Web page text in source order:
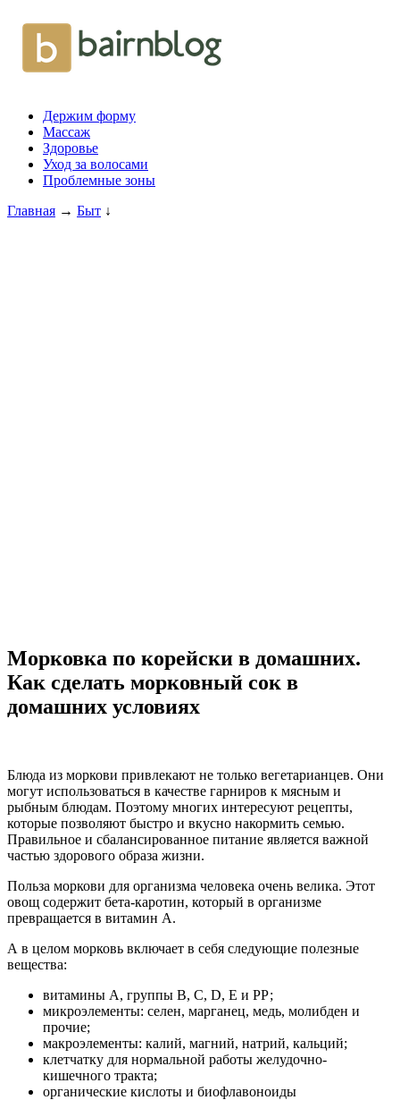
Держим форму
Массаж
Здоровье
Уход за волосами
Проблемные зоны
Главная → Быт ↓
Морковка по корейски в домашних.
Как сделать морковный сок в
домашних условиях
Блюда из моркови привлекают не только вегетарианцев. Они
могут использоваться в качестве гарниров к мясным и
рыбным блюдам. Поэтому многих интересуют рецепты,
которые позволяют быстро и вкусно накормить семью.
Правильное и сбалансированное питание является важной
частью здорового образа жизни.
Польза моркови для организма человека очень велика. Этот
овощ содержит бета-каротин, который в организме
превращается в витамин А.
А в целом морковь включает в себя следующие полезные
вещества:
витамины А, группы В, С, D, Е и РР;
микроэлементы: селен, марганец, медь, молибден и
прочие;
макроэлементы: калий, магний, натрий, кальций;
клетчатку для нормальной работы желудочно-
кишечного тракта;
органические кислоты и биофлавоноиды